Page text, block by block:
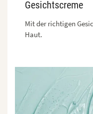
Gesichtscreme
Mit der richtigen
Haut.